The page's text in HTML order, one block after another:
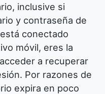
inclusive si
y contraseña de
conectado
móvil, eres la
a recuperar
Por razones de
expira en poco